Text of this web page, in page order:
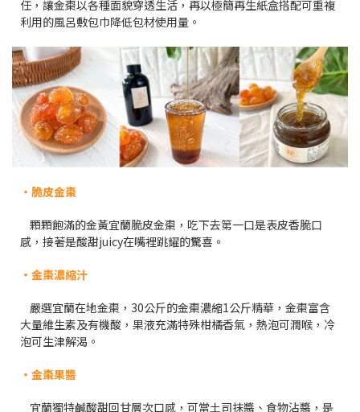
任，讓金棗以各種面貌穿透生活，再以極簡再生紙盒搭配可重複
利用的風呂敷包巾降低包材使用量。
・脆皮金棗
顆顆飽滿的金黃宜蘭脆皮金棗，吃下去第一口是表皮香脆口
感，接著是酸甜juicy在嘴裡跳耀的驚喜。
・金棗濃縮汁
嚴選宜蘭在地金棗，30公斤的金棗濃縮1公斤精華，金棗富含
大量維生素及有機酸，果液充滿特殊柑橘香氣，熱泡可潤喉，冷
泡可生津解渴。
・金棗果醬
宜蘭獨特鹹酸甜回甘層次口感，可當土司抹醬、食物沾醬，是